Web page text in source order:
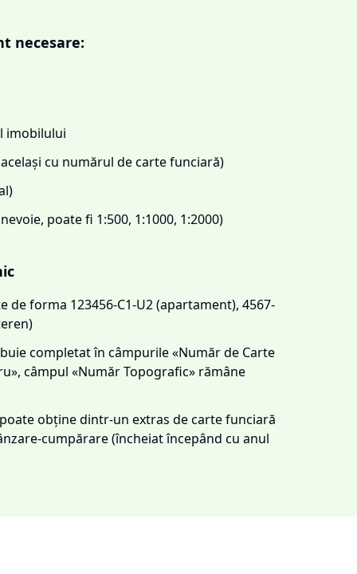
necesare:
imobilului
cu numărul de carte funciară)
poate fi 1:500, 1:1000, 1:2000)
forma 123456-C1-U2 (apartament), 4567-
completat în câmpurile «Număr de Carte
câmpul «Număr Topografic» rămâne
obține dintr-un extras de carte funciară
cumpărare (încheiat începând cu anul